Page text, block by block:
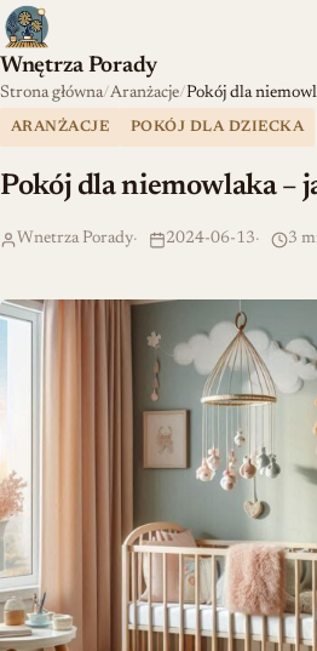
Wnętrza Porady
Strona główna Aranżacje Pokój dla
ARANŻACJE POKÓJ DLA DZIECKA
Pokój dla niemowlaka –
Wnetrza Porady 2024-06-13 3